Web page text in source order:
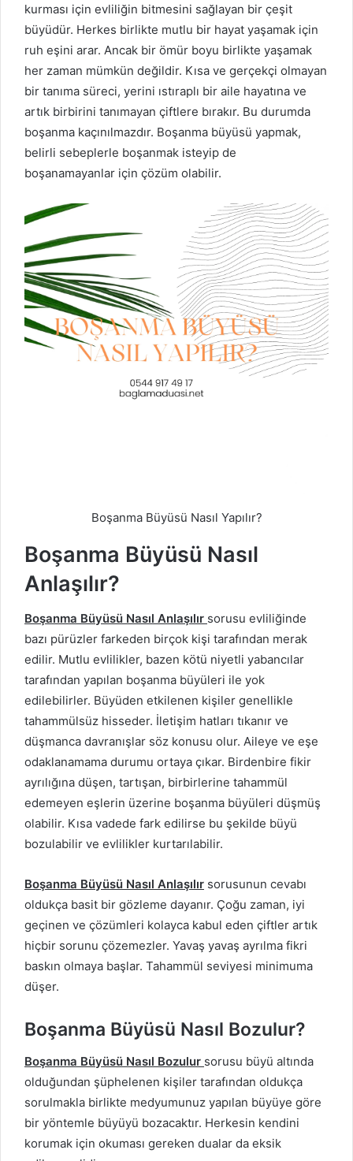
kurması için evliliğin bitmesini sağlayan bir çeşit
büyüdür. Herkes birlikte mutlu bir hayat yaşamak için
ruh eşini arar. Ancak bir ömür boyu birlikte yaşamak
her zaman mümkün değildir. Kısa ve gerçekçi olmayan
bir tanıma süreci, yerini ıstıraplı bir aile hayatına ve
artık birbirini tanımayan çiftlere bırakır. Bu durumda
boşanma kaçınılmazdır. Boşanma büyüsü yapmak,
belirli sebeplerle boşanmak isteyip de
boşanamayanlar için çözüm olabilir.
Boşanma Büyüsü Nasıl Yapılır?
Boşanma Büyüsü Nasıl
Anlaşılır?
Boşanma Büyüsü Nasıl Anlaşılır sorusu evliliğinde
bazı pürüzler farkeden birçok kişi tarafından merak
edilir. Mutlu evlilikler, bazen kötü niyetli yabancılar
tarafından yapılan boşanma büyüleri ile yok
edilebilirler. Büyüden etkilenen kişiler genellikle
tahammülsüz hisseder. İletişim hatları tıkanır ve
düşmanca davranışlar söz konusu olur. Aileye ve eşe
odaklanamama durumu ortaya çıkar. Birdenbire fikir
ayrılığına düşen, tartışan, birbirlerine tahammül
edemeyen eşlerin üzerine boşanma büyüleri düşmüş
olabilir. Kısa vadede fark edilirse bu şekilde büyü
bozulabilir ve evlilikler kurtarılabilir.
Boşanma Büyüsü Nasıl Anlaşılır sorusunun cevabı
oldukça basit bir gözleme dayanır. Çoğu zaman, iyi
geçinen ve çözümleri kolayca kabul eden çiftler artık
hiçbir sorunu çözemezler. Yavaş yavaş ayrılma fikri
baskın olmaya başlar. Tahammül seviyesi minimuma
düşer.
Boşanma Büyüsü Nasıl Bozulur?
Boşanma Büyüsü Nasıl Bozulur sorusu büyü altında
olduğundan şüphelenen kişiler tarafından oldukça
sorulmakla birlikte medyumunuz yapılan büyüye göre
bir yöntemle büyüyü bozacaktır. Herkesin kendini
korumak için okuması gereken dualar da eksik